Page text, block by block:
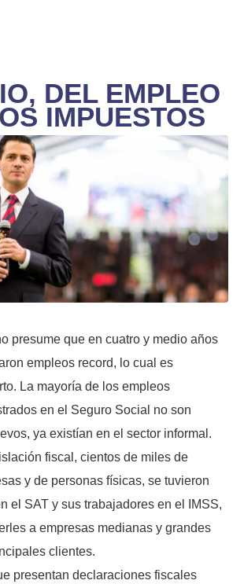
DEL EMPLEO
IMPUESTOS
presume que en cuatro y medio años
empleos record, lo cual es
La mayoría de los empleos
en el Seguro Social no son
ya existían en el sector informal.
fiscal, cientos de miles de
y de personas físicas, se tuvieron
el SAT y sus trabajadores en el IMSS,
a empresas medianas y grandes
clientes.
presentan declaraciones fiscales